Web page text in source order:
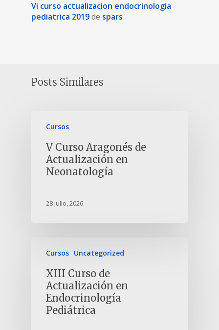
Vi curso actualizacion endocrinologia
pediatrica 2019de spars
Posts Similares
Cursos
V Curso Aragonés de
Actualización en
Neonatología
28 julio, 2026
Cursos Uncategorized
XIII Curso de
Actualización en
Endocrinología
Pediátrica